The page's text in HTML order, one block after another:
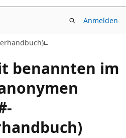
Anmelden
benannten im